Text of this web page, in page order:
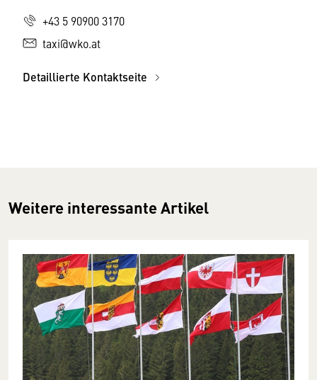
+43 5 90900 3170
taxi@wko.at
Detaillierte Kontaktseite
Weitere interessante Artikel